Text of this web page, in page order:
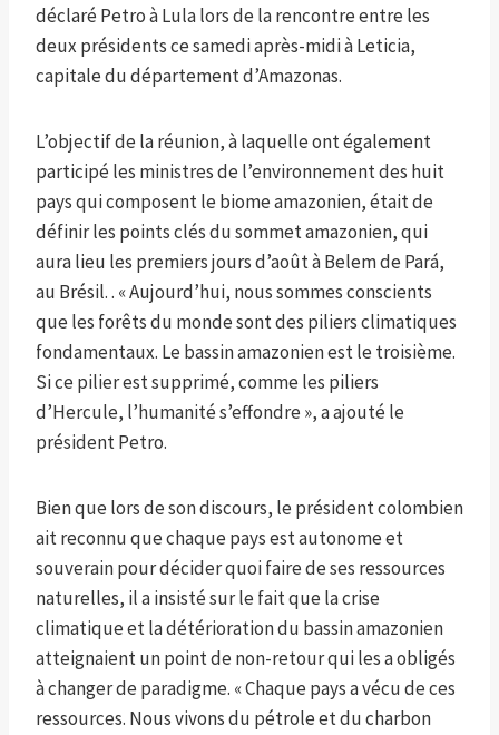
déclaré Petro à Lula lors de la rencontre entre les
deux présidents ce samedi après-midi à Leticia,
capitale du département d’Amazonas.
L’objectif de la réunion, à laquelle ont également
participé les ministres de l’environnement des huit
pays qui composent le biome amazonien, était de
définir les points clés du sommet amazonien, qui
aura lieu les premiers jours d’août à Belem de Pará,
au Brésil. . « Aujourd’hui, nous sommes conscients
que les forêts du monde sont des piliers climatiques
fondamentaux. Le bassin amazonien est le troisième.
Si ce pilier est supprimé, comme les piliers
d’Hercule, l’humanité s’effondre », a ajouté le
président Petro.
Bien que lors de son discours, le président colombien
ait reconnu que chaque pays est autonome et
souverain pour décider quoi faire de ses ressources
naturelles, il a insisté sur le fait que la crise
climatique et la détérioration du bassin amazonien
atteignaient un point de non-retour qui les a obligés
à changer de paradigme. « Chaque pays a vécu de ces
ressources. Nous vivons du pétrole et du charbon